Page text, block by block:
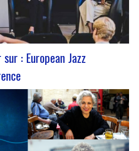
: European Jazz
à l’European Jazz Conférence
Jazz Conférence constitue un
majeur réunissant chaque année des
jazz, notamment des promoteurs, des